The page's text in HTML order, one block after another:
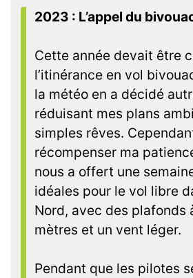
2023 : L’appel du
Cette année devait être
l’itinérance en vol
la météo en a décidé
réduisant mes plans
simples rêves.
récompenser ma
nous a offert une
idéales pour le vol libre
Nord, avec des plafonds
mètres et un vent léger.
Pendant que les pilotes